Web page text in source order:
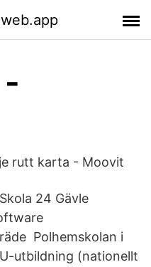
rutt karta - Moovit
24 Gävle
Polhemskolan i
utbildning (nationellt